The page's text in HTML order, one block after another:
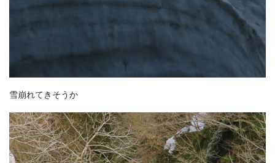
雪崩れてきそうか